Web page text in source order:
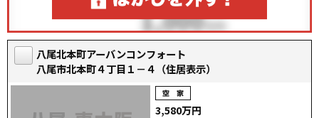
八尾北本町アーバンコンフォート
八尾市北本町４丁目１－４（住居表示）
3,580万円